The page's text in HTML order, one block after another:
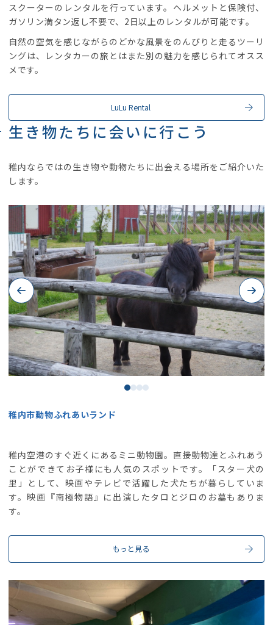
スクーターのレンタルを行っています。ヘルメットと保険付、
ガソリン満タン返し不要で、2日以上のレンタルが可能です。
自然の空気を感じながらのどかな風景をのんびりと走るツーリ
ングは、レンタカーの旅とはまた別の魅力を感じられてオスス
メです。
LuLu Rental
生き物たちに会いに行こう
稚内ならではの生き物や動物たちに出会える場所をご紹介いた
します。
Previous Next
稚内市動物ふれあいランド
稚内空港のすぐ近くにあるミニ動物園。直接動物達とふれあう
ことができてお子様にも人気のスポットです。「スター犬の
里」として、映画やテレビで活躍した犬たちが暮らしていま
す。映画『南極物語』に出演したタロとジロのお墓もありま
す。
もっと見る